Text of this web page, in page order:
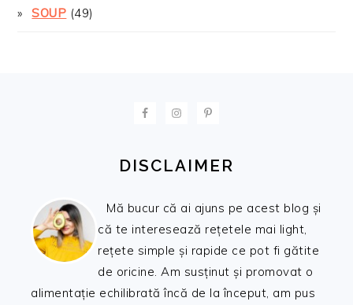
SOUP (49)
DISCLAIMER
Mă bucur că ai ajuns pe acest blog și
că te interesează rețetele mai light,
rețete simple și rapide ce pot fi gătite
de oricine. Am susținut și promovat o
alimentație echilibrată încă de la început, am pus